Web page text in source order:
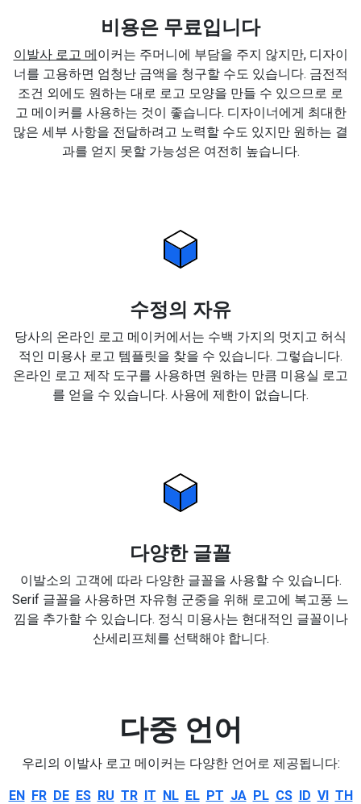
비용은 무료입니다
이발사 로고 메이커는 주머니에 부담을 주지 않지만, 디자이
너를 고용하면 엄청난 금액을 청구할 수도 있습니다. 금전적
조건 외에도 원하는 대로 로고 모양을 만들 수 있으므로 로
고 메이커를 사용하는 것이 좋습니다. 디자이너에게 최대한
많은 세부 사항을 전달하려고 노력할 수도 있지만 원하는 결
과를 얻지 못할 가능성은 여전히 높습니다.
수정의 자유
당사의 온라인 로고 메이커에서는 수백 가지의 멋지고 허식
적인 미용사 로고 템플릿을 찾을 수 있습니다. 그렇습니다.
온라인 로고 제작 도구를 사용하면 원하는 만큼 미용실 로고
를 얻을 수 있습니다. 사용에 제한이 없습니다.
다양한 글꼴
이발소의 고객에 따라 다양한 글꼴을 사용할 수 있습니다.
Serif 글꼴을 사용하면 자유형 군중을 위해 로고에 복고풍 느
낌을 추가할 수 있습니다. 정식 미용사는 현대적인 글꼴이나
산세리프체를 선택해야 합니다.
다중 언어
우리의 이발사 로고 메이커는 다양한 언어로 제공됩니다:
EN FR DE ES RU TR IT NL EL PT JA PL CS ID VI TH